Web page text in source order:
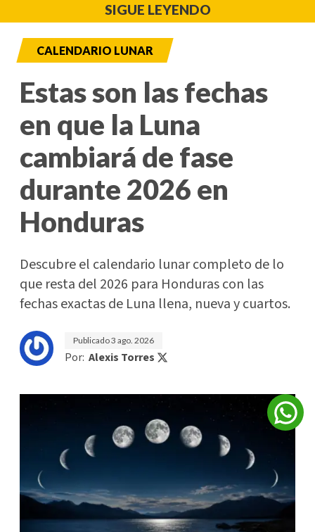
SIGUE LEYENDO
CALENDARIO LUNAR
Estas son las fechas
en que la Luna
cambiará de fase
durante 2026 en
Honduras
Descubre el calendario lunar completo de lo
que resta del 2026 para Honduras con las
fechas exactas de Luna llena, nueva y cuartos.
Publicado3 ago. 2026
Por: Alexis Torres